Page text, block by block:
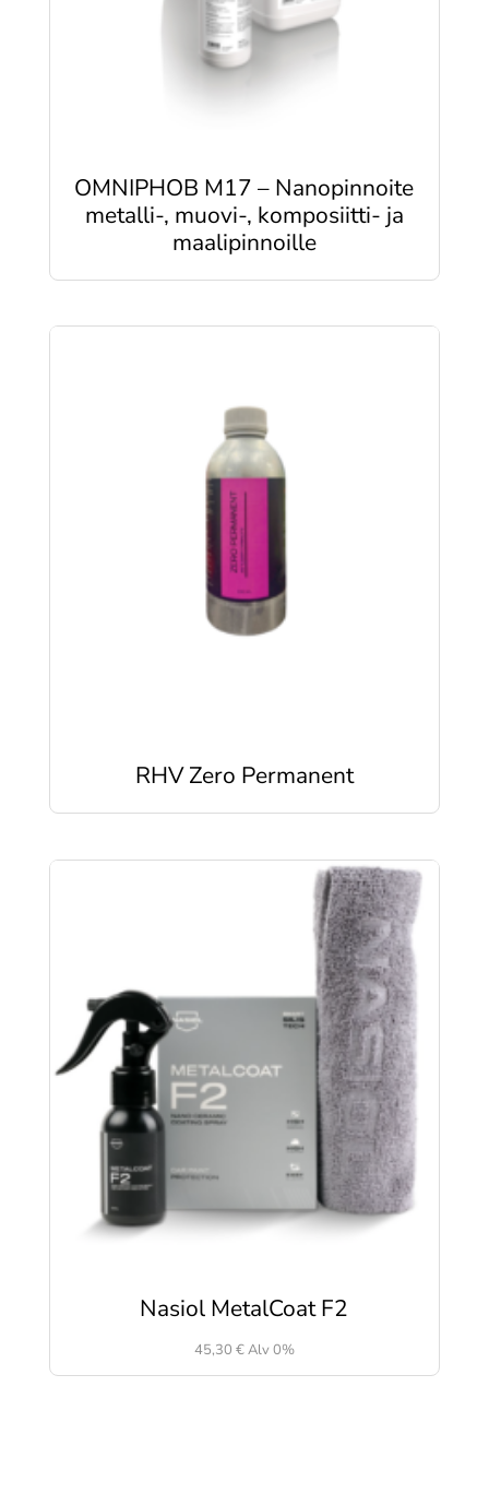
OMNIPHOB M17 – Nanopinnoite
metalli-, muovi-, komposiitti- ja
maalipinnoille
RHV Zero Permanent
Nasiol MetalCoat F2
45,30 €Alv 0%